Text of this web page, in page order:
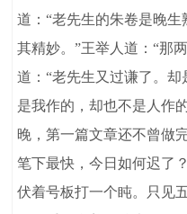
道：“老先生的朱卷是晚
其精妙。”王举人道：“那
道：“老先生又过谦了。
是我作的，却也不是人作
晚，第一篇文章还不曾做
笔下最快，今日如何迟了
伏着号板打一个盹。只见